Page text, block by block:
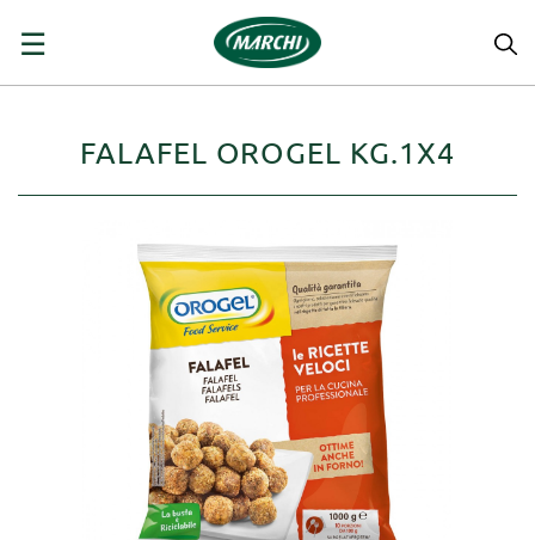
navigazione
☰
FALAFEL OROGEL KG.1X4